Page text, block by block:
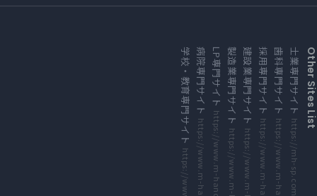
Other
士業専門サイト
https://mh-sp.com/
外部サイトにリンクします
歯科専門サイト
外部サイトにリンクします
採用専門サイト
外部サイトにリンクします
建設業専門サイト
外部サイトにリンクします
製造業専門サイト
外部サイトにリンクします
LP専門サイト
外部サイトにリンクします
病院専門サイト
外部サイトにリンクします
学校・教育専門サイト
外部サイトにリンクします